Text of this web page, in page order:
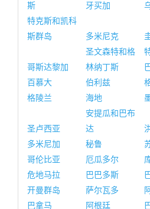
斯
牙买加
特克斯和凯科
斯群岛
多米尼克
哥斯达黎加
圣文森特和格
林纳丁斯
百慕大
伯利兹
格陵兰
海地
圣卢西亚
安提瓜和巴布
达
多米尼加
秘鲁
哥伦比亚
厄瓜多尔
危地马拉
巴巴多斯
开曼群岛
萨尔瓦多
巴拿马
阿根廷